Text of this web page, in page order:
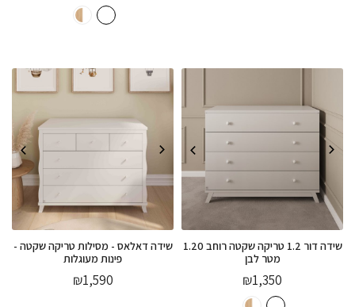
שידה דור 1.2 טריקה שקטה רוחב 1.20
מטר לבן
₪1,350
שידה דאלאס - מסילות טריקה שקטה -
פינות מעוגלות
₪1,590